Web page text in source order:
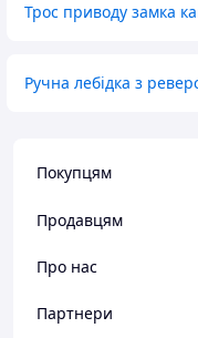
Трос приводу замка
Ручна лебідка з
Покупцям
Продавцям
Про нас
Партнери